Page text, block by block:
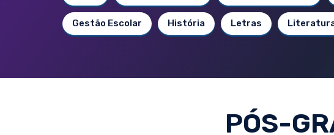
Gestão Escolar História Letras
PÓS-